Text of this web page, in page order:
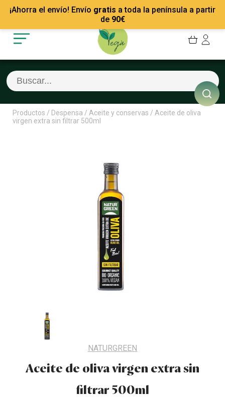
¡Ahorra el envío! Envío gratis a toda la península a partir
de 90€
Mis Pedidos
Mis favoritos
Cerrar sesión
Recetas
Empresas
Contacto
Productos / Despensa / Aceite y conservas / Aceite de oliva
virgen extra sin filtrar 500ml
NATURGREEN
Aceite de oliva virgen extra sin
filtrar 500ml